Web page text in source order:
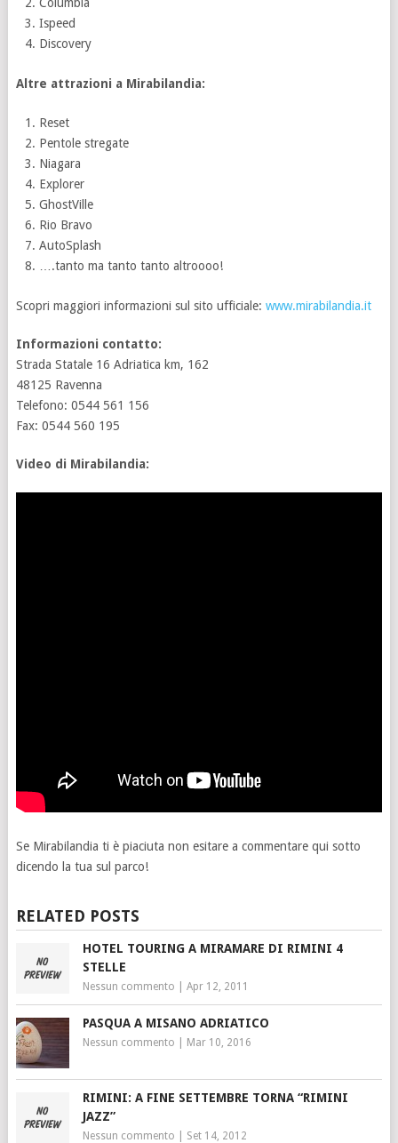
Ispeed
Discovery
Altre attrazioni a Mirabilandia:
Reset
Pentole stregate
Niagara
Explorer
GhostVille
Rio Bravo
AutoSplash
….tanto ma tanto tanto altroooo!
Scopri maggiori informazioni sul sito ufficiale: www.mirabilandia.it
Informazioni contatto:
Strada Statale 16 Adriatica km, 162
48125 Ravenna
Telefono: 0544 561 156
Fax: 0544 560 195
Video di Mirabilandia:
Se Mirabilandia ti è piaciuta non esitare a commentare qui sotto
dicendo la tua sul parco!
RELATED POSTS
HOTEL TOURING A MIRAMARE DI RIMINI 4
STELLE
Nessun commento Apr 12, 2011
PASQUA A MISANO ADRIATICO
Nessun commento Mar 10, 2016
RIMINI: A FINE SETTEMBRE TORNA “RIMINI
JAZZ”
Nessun commento Set 14, 2012